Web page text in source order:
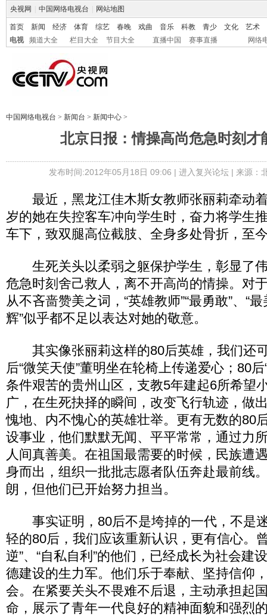
央视网 中国网络电视台 网站地图
首页 新闻 经济 体育 综艺 春晚 戏曲 音乐 科教 青少 文化
艺术
电视
频道大全 栏目大全 节目大全 直播中国 赛事直播 网络
中国网络电视台 > 新闻台 > 新闻中心 >
北京日报：情操高尚危急时刻才
发布时间:2012年05月18日 09:06 | 进入复兴论坛| 来源：
最近，黑龙江佳木斯女教师张丽莉牵动
岁的她在失控客车冲向学生时，奋力将学生
车下，致双腿高位截肢、全身多处骨折，至
生死关头以柔弱之躯保护学生，彰显了
危急时刻舍己救人，离不开高尚的情操。对
从不吝啬赞美之词，“英雄教师”“最勇敢”、“
辉”似乎都不足以表达对她的敬意。
其实像张丽莉这样的80后英雄，我们还
后“微笑天使”董明坐在轮椅上传递爱心；80
条件艰苦的贵州山区，支教5年建起6所希望
广，在生死抉择的瞬间，改变飞行轨迹，做
愧地、内不愧心的英雄壮举。更有无数的80
设事业，他们默默无闻、平平常常，通过力
人间真善美。在祖国最需要的时候，民族遭
身而出，组织一批批志愿者队伍奔赴最前线
朗，但他们已开始努力担当。
事实证明，80后不是垮掉的一代，不是
轻的80后，我们应该重新认识，更有信心。
逆”、“自私自利”的他们，已经成长为社会建
德建设的生力军。他们乐于奉献、坚持信仰
会。在紧要关头不畏难不后退，主动承担起
命，展示了青年一代良好的精神面貌和强烈